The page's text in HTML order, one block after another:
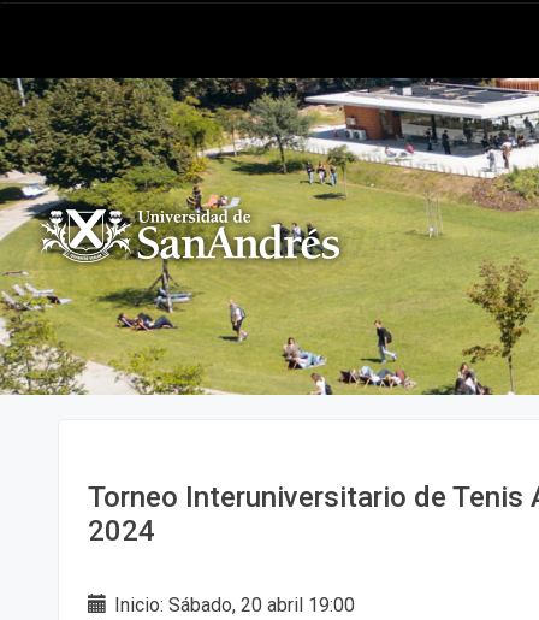
Torneo Interuniversitario de Tenis
2024
Inicio: Sábado, 20 abril 19:00